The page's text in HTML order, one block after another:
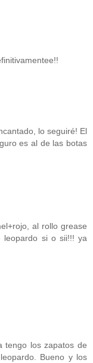
lo seguiré! El
es al de las botas
al rollo grease
si o sii!!! ya
tengo los zapatos de
Bueno y los